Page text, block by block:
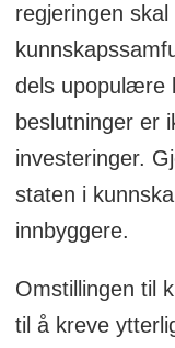
regjeringen
dels upopulære
beslutninger er
investeringer.
staten i
innbyggere.
Omstillingen til
til å kreve